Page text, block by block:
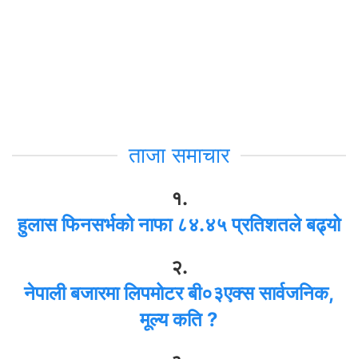
ताजा समाचार
१.
हुलास फिनसर्भको नाफा ८४.४५ प्रतिशतले बढ्यो
२.
नेपाली बजारमा लिपमोटर बी०३एक्स सार्वजनिक,
मूल्य कति ?